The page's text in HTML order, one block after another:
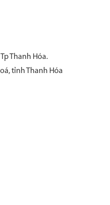
Thanh Hóa.
tỉnh Thanh Hóa